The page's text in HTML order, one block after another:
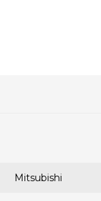
Mitsubishi